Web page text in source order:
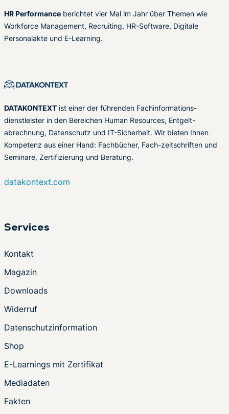
HR Performance berichtet vier Mal im Jahr über Themen wie
Workforce Management, Recruiting, HR-Software, Digitale
Personalakte und E-Learning.
DATAKONTEXT ist einer der führenden Fachinformations-
dienstleister in den Bereichen Human Resources, Entgelt-
abrechnung, Datenschutz und IT-Sicherheit. Wir bieten Ihnen
Kompetenz aus einer Hand: Fachbücher, Fach-zeitschriften und
Seminare, Zertifizierung und Beratung.
datakontext.com
Services
Kontakt
Magazin
Downloads
Widerruf
Datenschutzinformation
Shop
E-Learnings mit Zertifikat
Mediadaten
Fakten